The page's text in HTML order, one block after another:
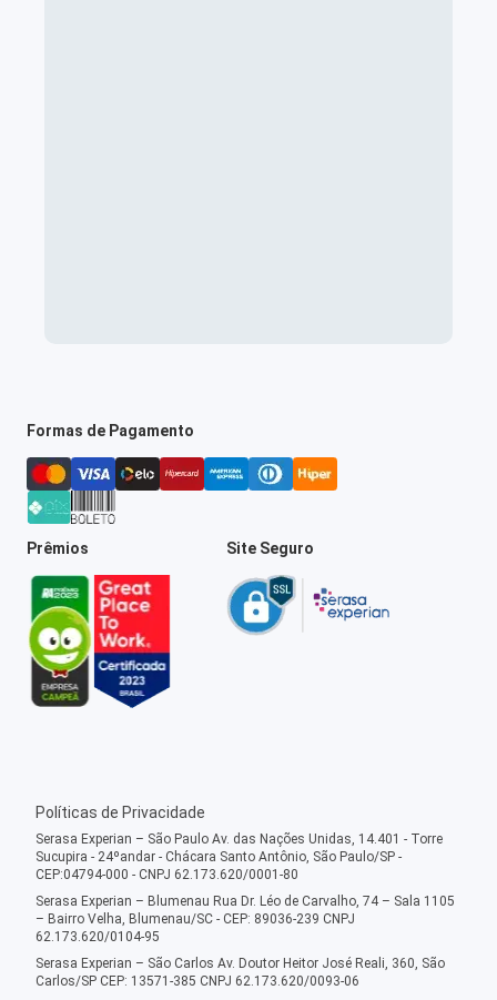
Formas de Pagamento
Prêmios Site Seguro
Políticas de Privacidade
Serasa Experian – São Paulo Av. das Nações Unidas, 14.401 - Torre
Sucupira - 24ºandar - Chácara Santo Antônio, São Paulo/SP -
CEP:04794-000 - CNPJ 62.173.620/0001-80
Serasa Experian – Blumenau Rua Dr. Léo de Carvalho, 74 – Sala 1105
– Bairro Velha, Blumenau/SC - CEP: 89036-239 CNPJ
62.173.620/0104-95
Serasa Experian – São Carlos Av. Doutor Heitor José Reali, 360, São
Carlos/SP CEP: 13571-385 CNPJ 62.173.620/0093-06